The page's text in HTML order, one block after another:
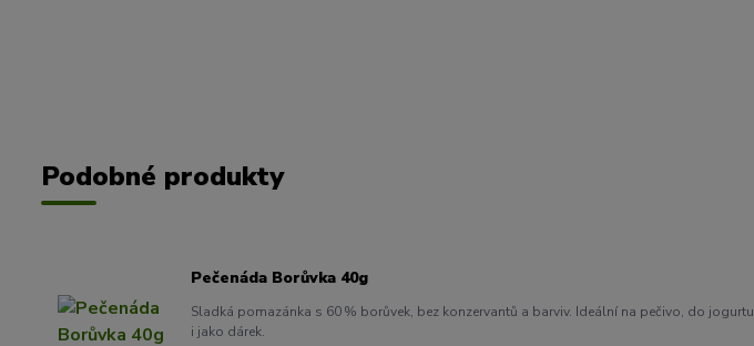
Podobné produkty
Pečenáda Borůvka 40g
Sladká pomazánka s 60 % borůvek, bez konzervantů a barviv. Ideální na pečivo, do jogurtu
i jako dárek.